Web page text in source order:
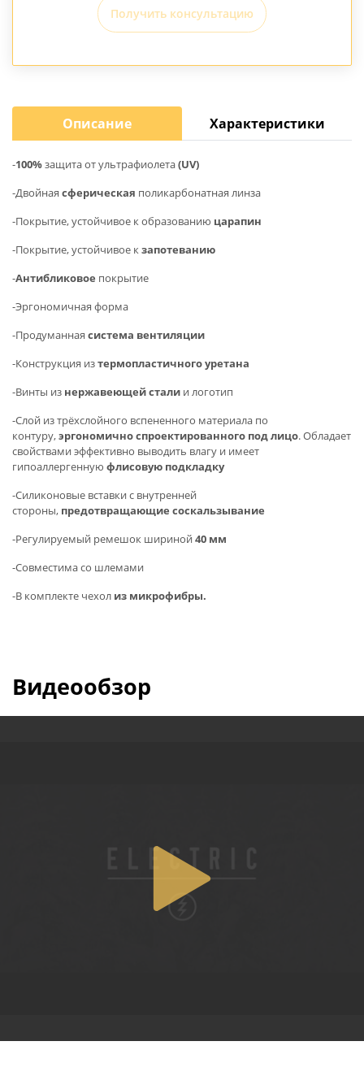
Получить консультацию
Описание Характеристики
-100%защита от ультрафиолета(UV)
-Двойная сферическая поликарбонатная линза
-Покрытие, устойчивое к образованию царапин
-Покрытие, устойчивое кзапотеванию
-Антибликовое покрытие
-Эргономичная форма
-Продуманная система вентиляции
-Конструкция изтермопластичного уретана
-Винты из нержавеющей стали и логотип
-Слой из трёхслойного вспененного материала по
контуру,эргономично спроектированного под лицо. Обладает
свойствами эффективно выводить влагу и имеет
гипоаллергенную флисовую подкладку
-Силиконовые вставки с внутренней
стороны, предотвращающие соскальзывание
-Регулируемый ремешок шириной 40 мм
-Совместима со шлемами
-В комплекте чехол из микрофибры.
Видеообзор